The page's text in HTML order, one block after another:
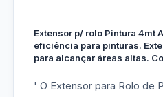
Extensor p/ rolo Pintura 4mt
eficiência para pinturas.
para alcançar áreas altas.
' O Extensor para Rolo de